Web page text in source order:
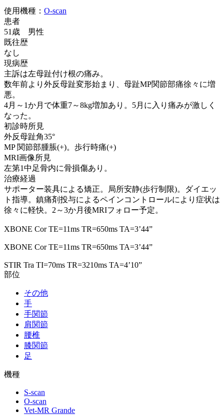
使用機種： O-scan
患者
51歳 男性
既往歴
なし
現病歴
主訴は左母趾付け根の痛み。
数年前より外反母趾変形始まり、母趾MP関節部痛徐々に増
悪。
4月～1か月で体重7～8kg増加あり。5月に入り痛みが激しく
なった。
初診時所見
外反母趾角35°
MP 関節部腫脹(+)。歩行時痛(+)
MRI画像所見
左第1中足骨内に骨損傷あり。
治療経過
サポーター装具による矯正。局所安静(歩行制限)。ダイエッ
ト指導。鎮痛剤投与によるペインコントロールにより症状は
徐々に軽快。2～3か月後MRIフォロー予定。
XBONE Cor TE=11ms TR=650ms TA=3’44”
XBONE Cor TE=11ms TR=650ms TA=3’44”
STIR Tra TI=70ms TR=3210ms TA=4’10”
部位
その他
手
手関節
肩関節
腰椎
膝関節
足
機種
S-scan
O-scan
Vet-MR Grande